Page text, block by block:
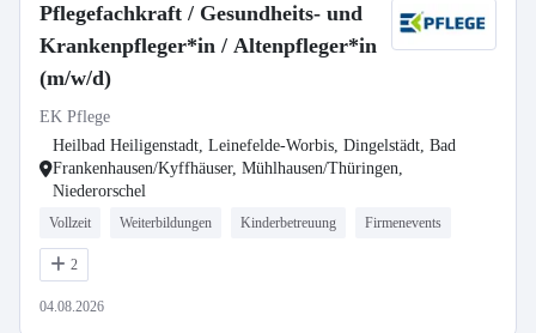
Pflegefachkraft / Gesundheits- und
Krankenpfleger*in / Altenpfleger*in
(m/w/d)
EK Pflege
Heilbad Heiligenstadt, Leinefelde-Worbis, Dingelstädt, Bad
Frankenhausen/Kyffhäuser, Mühlhausen/Thüringen,
Niederorschel
Vollzeit Weiterbildungen Kinderbetreuung Firmenevents
2
04.08.2026